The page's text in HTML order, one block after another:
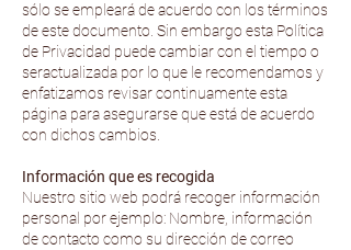
sólo se empleará de acuerdo con los términos
de este documento. Sin embargo esta Política
de Privacidad puede cambiar con el tiempo o
seractualizada por lo que le recomendamos y
enfatizamos revisar continuamente esta
página para asegurarse que está de acuerdo
con dichos cambios.
Información que es recogida
Nuestro sitio web podrá recoger información
personal por ejemplo: Nombre, información
de contacto como su dirección de correo